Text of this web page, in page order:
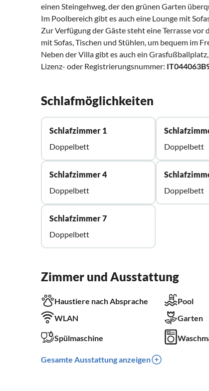
einen Steingehweg, der den grünen Garten
Im Poolbereich gibt es auch eine Lounge mit
Zur Verfügung der Gäste steht eine Terrasse
mit Sofas, Tischen und Stühlen, um bequem im
Neben der Villa gibt es auch ein
Lizenz- oder Registrierungsnummer:
Schlafmöglichkeiten
Schlafzimmer 1
Doppelbett
Doppelbett
Schlafzimmer 4
Doppelbett
Doppelbett
Schlafzimmer 7
Doppelbett
Zimmer und Ausstattung
Haustiere nach Absprache Pool
WLAN
Garten
Spülmaschine
Gesamte Ausstattung anzeigen